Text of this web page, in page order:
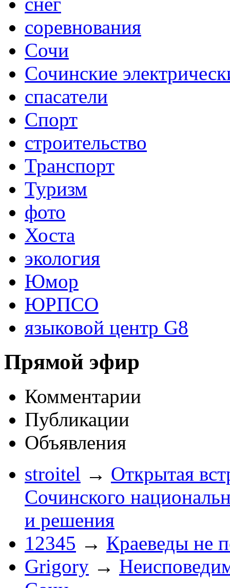
соревнования
Сочи
Сочинские
спасатели
Спорт
строительство
Транспорт
Туризм
фото
Хоста
экология
Юмор
ЮРПСО
языковой центр G8
Прямой эфир
Комментарии
Публикации
Объявления
stroitel → Открытая
Сочинского
и решения
12345 → Краеведы не
Grigory →